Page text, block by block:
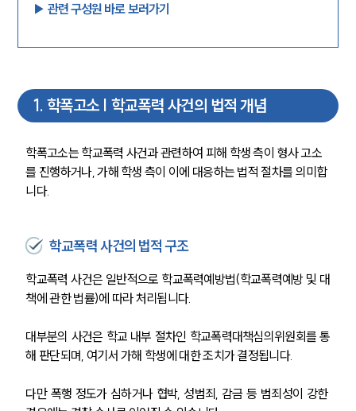
▶︎ 관련 구성원 바로 보러가기
1. 학폭고소 | 학교폭력 사건의 법적 개념
학폭고소는 학교폭력 사건과 관련하여 피해 학생 측이 형사 고소
를 진행하거나, 가해 학생 측이 이에 대응하는 법적 절차를 의미합
니다.
학교폭력 사건의 법적 구조
학교폭력 사건은 일반적으로 학교폭력예방법(학교폭력예방 및 대
책에 관한 법률)에 따라 처리됩니다.
대부분의 사건은 학교 내부 절차인 학교폭력대책심의위원회를 통
해 판단되며, 여기서 가해 학생에 대한 조치가 결정됩니다.
다만 폭행 정도가 심하거나 협박, 성범죄, 감금 등 범죄성이 강한